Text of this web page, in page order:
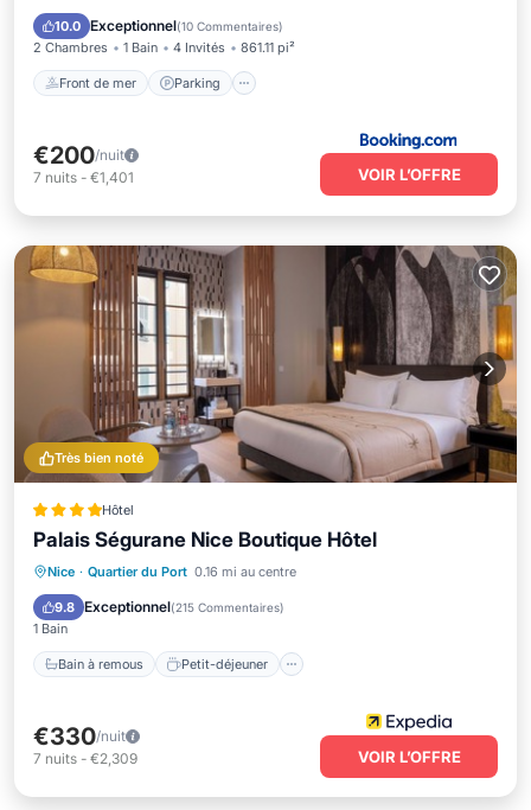
10.0 Exceptionnel(10 Commentaires)
2 Chambres 1 Bain 4 Invités 861.11 pi²
Front de mer Parking
Vue sur l’océan
€200/nuit
7 nuits - €1,401 VOIR L’OFFRE
Très bien noté
Hôtel
Palais Ségurane Nice Boutique Hôtel
Nice · Quartier du Port 0.16 mi au centre
9.8 Exceptionnel(215 Commentaires)
1 Bain
Bain à remous Petit-déjeuner
Bain à remous Petit-déjeuner
Balcon/Terrasse
€330/nuit
7 nuits - €2,309 VOIR L’OFFRE